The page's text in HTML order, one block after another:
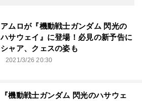
アムロが『機動戦士ガンダム 閃光の
ハサウェイ』に登場！必見の新予告に
シャア、クェスの姿も
2021/3/26 20:30
『機動戦士ガンダム 閃光のハサウェ